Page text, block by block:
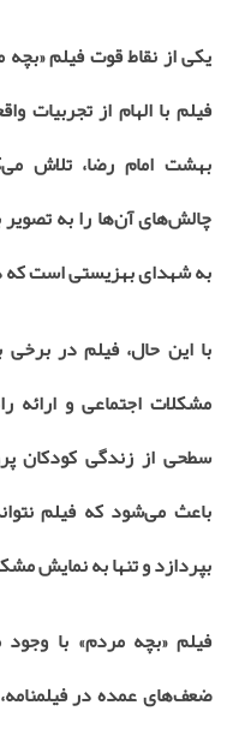
یکی از نقاط قوت فیلم
فیلم با الهام از تجربیات
بهشت امام رضا، تلاش
چالش‌های آن‌ها را به
به شهدای بهزیستی است که
با این حال، فیلم در
مشکلات اجتماعی و ارائه
سطحی از زندگی کودکان
باعث می‌شود که فیلم
بپردازد و تنها به نمایش
فیلم «بچه مردم» با
ضعف‌های عمده در